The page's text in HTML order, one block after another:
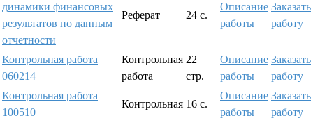
динамики финансовых
результатов по данным
отчетности
Реферат 24 с.
Описание
работы
Заказать
работу
Контрольная работа
060214
Контрольная
работа
22
стр.
Описание
работы
Заказать
работу
Контрольная работа
100510
Контрольная 16 с.
Описание
работы
Заказать
работу